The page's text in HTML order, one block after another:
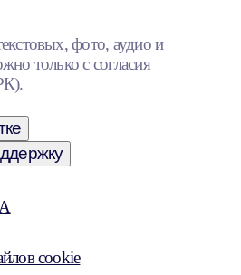
фото, аудио и
только с согласия
cookie